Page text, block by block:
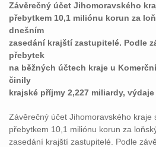
Závěrečný účet Jihomoravského
přebytkem 10,1 miliónu korun za
dnešním
zasedání krajští zastupitelé. Podle
přebytek
na běžných účtech kraje u
činily
krajské příjmy 2,227 miliardy,
Závěrečný účet Jihomoravského kraje
přebytkem 10,1 miliónu korun za
zasedání krajští zastupitelé. Podle